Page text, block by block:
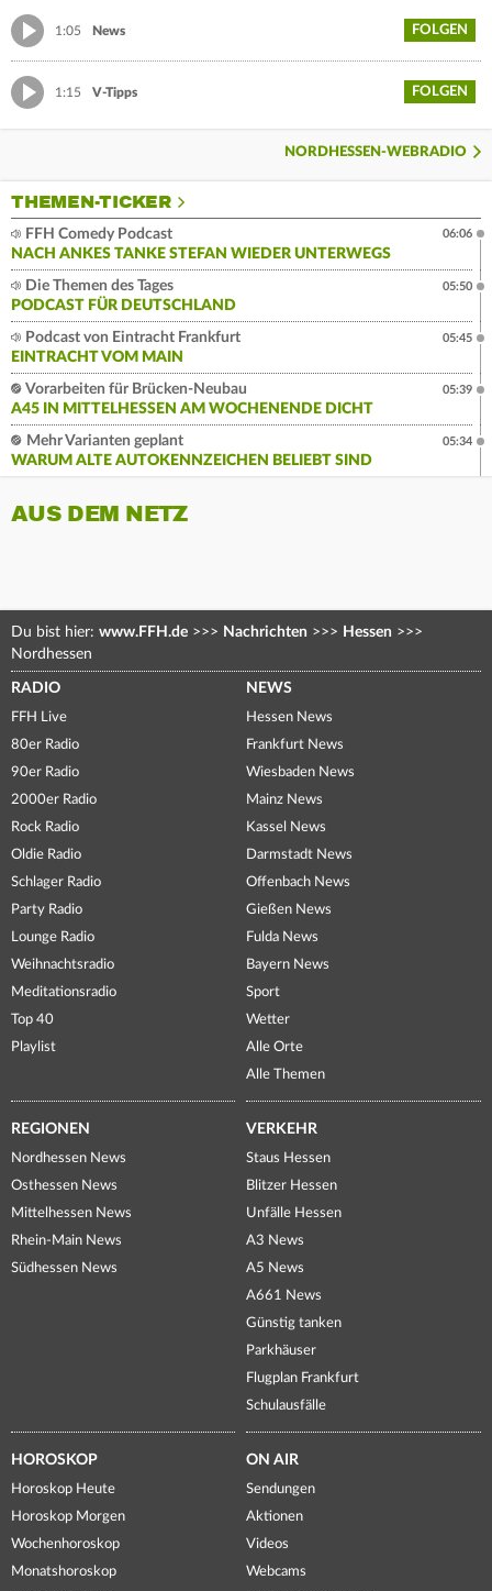
1:05 News FOLGEN
1:15 V-Tipps FOLGEN
NORDHESSEN-WEBRADIO
THEMEN-TICKER
FFH Comedy Podcast
NACH ANKES TANKE STEFAN WIEDER UNTERWEGS
06:06
Die Themen des Tages
PODCAST FÜR DEUTSCHLAND
05:50
Podcast von Eintracht Frankfurt
EINTRACHT VOM MAIN
05:45
Vorarbeiten für Brücken-Neubau
A45 IN MITTELHESSEN AM WOCHENENDE DICHT
05:39
Mehr Varianten geplant
WARUM ALTE AUTOKENNZEICHEN BELIEBT SIND
05:34
AUS DEM NETZ
Du bist hier: www.FFH.de >>> Nachrichten >>> Hessen >>>
Nordhessen
RADIO
FFH Live
80er Radio
90er Radio
2000er Radio
Rock Radio
Oldie Radio
Schlager Radio
Party Radio
Lounge Radio
Weihnachtsradio
Meditationsradio
Top 40
Playlist
NEWS
Hessen News
Frankfurt News
Wiesbaden News
Mainz News
Kassel News
Darmstadt News
Offenbach News
Gießen News
Fulda News
Bayern News
Sport
Wetter
Alle Orte
Alle Themen
REGIONEN
Nordhessen News
Osthessen News
Mittelhessen News
Rhein-Main News
Südhessen News
VERKEHR
Staus Hessen
Blitzer Hessen
Unfälle Hessen
A3 News
A5 News
A661 News
Günstig tanken
Parkhäuser
Flugplan Frankfurt
Schulausfälle
HOROSKOP
Horoskop Heute
Horoskop Morgen
Wochenhoroskop
Monatshoroskop
ON AIR
Sendungen
Aktionen
Videos
Webcams